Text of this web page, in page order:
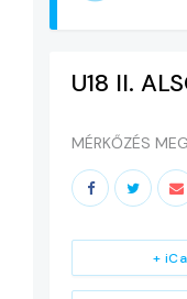
U18 II.
MÉRKŐZÉS
+